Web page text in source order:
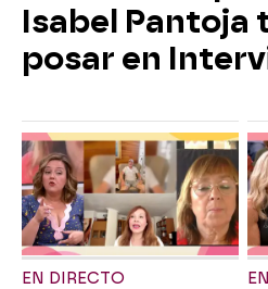
Isabel Pantoja
posar en
EN DIRECTO